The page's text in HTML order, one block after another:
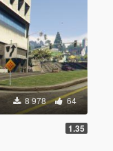
8 978 64
1.35